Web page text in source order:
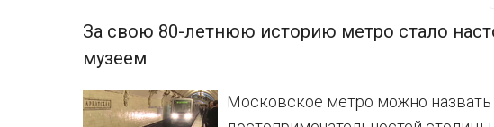
За свою 80-летнюю историю метро стало
музеем
Московское метро можно